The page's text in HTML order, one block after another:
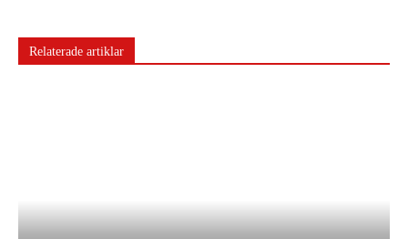
Relaterade artiklar